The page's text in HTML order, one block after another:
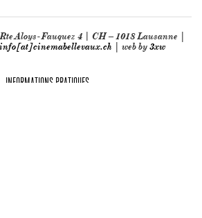
Aloys-Fauquez 4 | CH – 1018 Lausanne |
info[at]cinemabellevaux.ch | web by3xw
INFORMATIONS PRATIQUES